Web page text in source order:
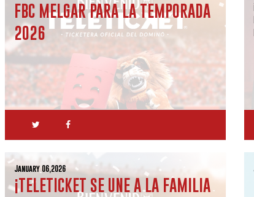
FBC MELGAR PARA LA TEMPORADA
2026
January 06,2026
¡TELETICKET SE UNE A LA FAMILIA